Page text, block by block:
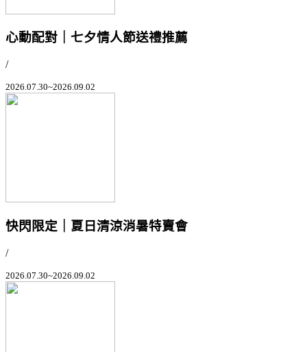
心動配對｜七夕情人節送禮推薦
/
2026.07.30~2026.09.02
快閃限定｜夏日清涼消暑特賣會
/
2026.07.30~2026.09.02